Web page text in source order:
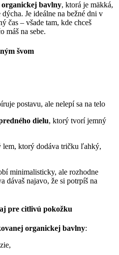
bavlny, ktorá je mäkká,
Je ideálne na bežné dni v
čas – všade tam, kde chceš
máš na sebe.
švom
postavu, ale nelepí sa na telo
dielu, ktorý tvorí jemný
lem, ktorý dodáva tričku ľahký,
minimalisticky, ale rozhodne
dávaš najavo, že si potrpíš na
pre citlivú pokožku
organickej bavlny: